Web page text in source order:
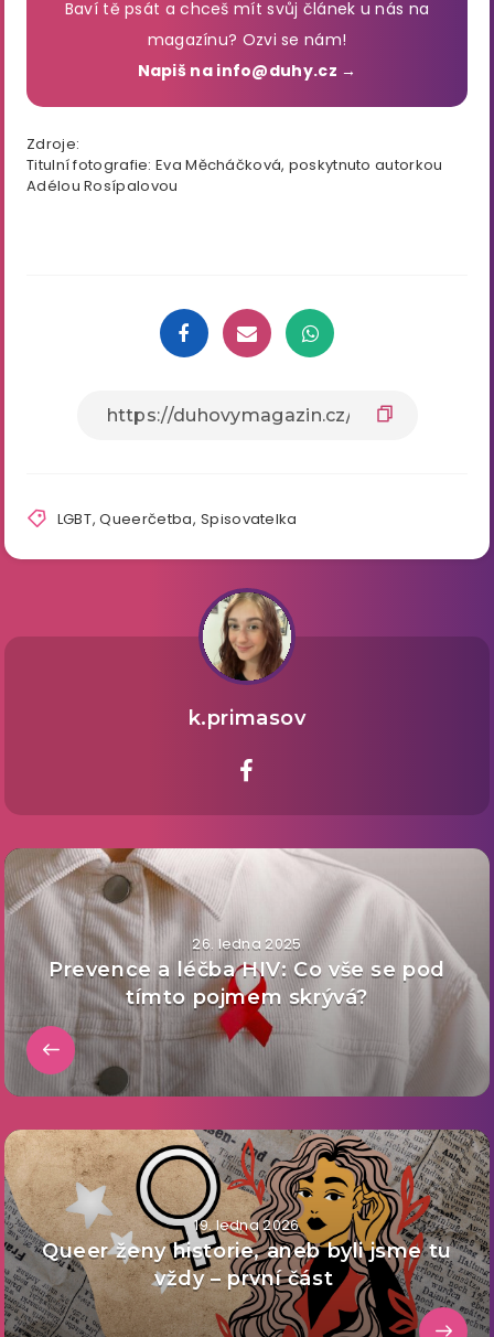
Baví tě psát a chceš mít svůj článek u nás na
magazínu? Ozvi se nám!
Napiš na info@duhy.cz →
Zdroje:
Titulní fotografie: Eva Měcháčková, poskytnuto autorkou
Adélou Rosípalovou
LGBT,Queerčetba,Spisovatelka
k.primasov
26. ledna 2025
Prevence a léčba HIV: Co vše se pod
tímto pojmem skrývá?
19. ledna 2026
Queer ženy historie, aneb byli jsme tu
vždy – první část